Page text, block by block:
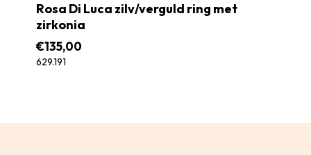
Rosa Di Luca zilv/verguld ring met
zirkonia
€135,00
629.191